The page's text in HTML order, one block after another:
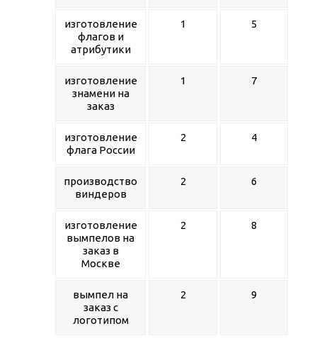
изготовление
флагов и
атрибутики
1 5
изготовление
знамени на
заказ
1 7
изготовление
флага России
2 4
производство
виндеров
2 6
изготовление
вымпелов на
заказ в
Москве
2 8
вымпел на
заказ с
логотипом
2 9